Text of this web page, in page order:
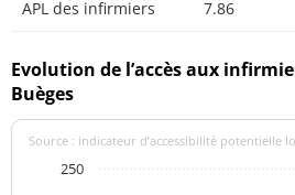
APL des infirmiers 7.86
Evolution de l’accès aux
Buèges
Source : indicateur d’accessibilité potentielle
250